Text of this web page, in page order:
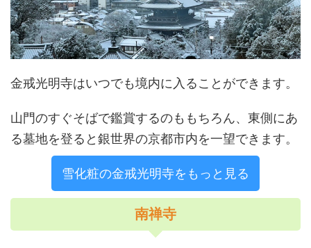
金戒光明寺はいつでも境内に入ることができます。
山門のすぐそばで鑑賞するのももちろん、東側にあ
る墓地を登ると銀世界の京都市内を一望できます。
雪化粧の金戒光明寺をもっと見る
南禅寺